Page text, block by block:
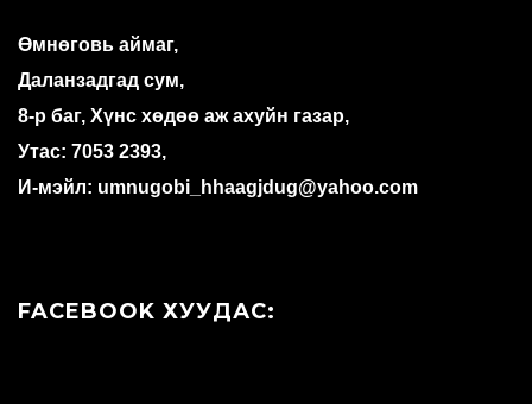
Өмнөговь аймаг,
Даланзадгад сум,
8-р баг, Хүнс хөдөө аж ахуйн газар,
Утас: 7053 2393,
И-мэйл: umnugobi_hhaagjdug@yahoo.com
FACEBOOK ХУУДАС: